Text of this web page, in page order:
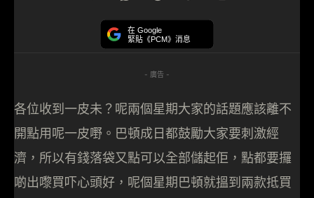
在 Google
緊貼《PCM》消息
- 廣告 -
各位收到一皮未？呢兩個星期大家的話題應該離不
開點用呢一皮嘢。巴頓成日都鼓勵大家要刺激經
濟，所以有錢落袋又點可以全部儲起佢，點都要攞
啲出嚟買吓心頭好，呢個星期巴頓就搵到兩款抵買